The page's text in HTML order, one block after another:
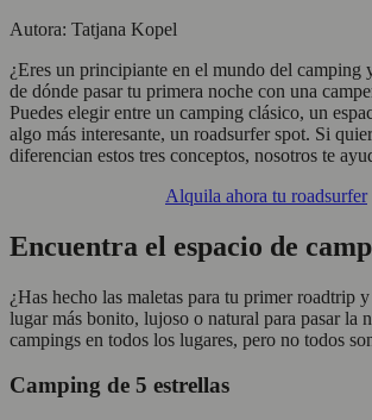
Autora: Tatjana Kopel
¿Eres un principiante en el mundo del camping
de dónde pasar tu primera noche con una
Puedes elegir entre un camping clásico, un
algo más interesante, un roadsurfer spot. Si
diferencian estos tres conceptos, nosotros te
Alquila ahora tu roadsurfer
Encuentra el espacio de
¿Has hecho las maletas para tu primer roadtrip
lugar más bonito, lujoso o natural para pasar la
campings en todos los lugares, pero no todos
Camping de 5 estrellas